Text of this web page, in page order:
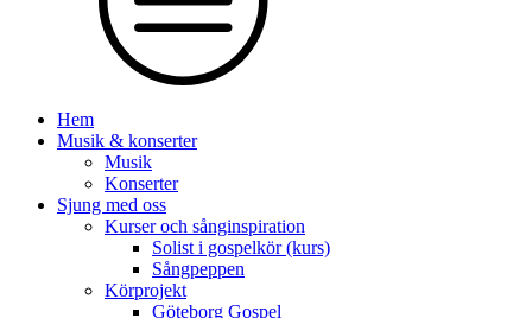
Hem
Musik & konserter
Musik
Konserter
Sjung med oss
Kurser och sånginspiration
Solist i gospelkör (kurs)
Sångpeppen
Körprojekt
Göteborg Gospel